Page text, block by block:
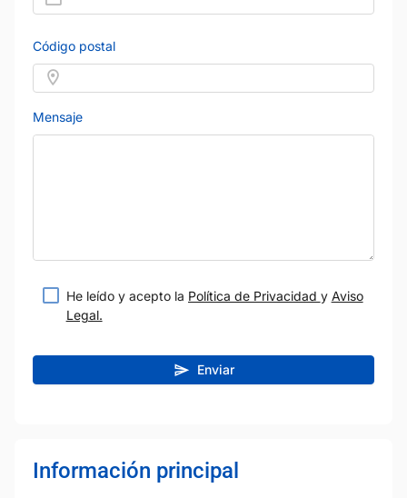
Código postal
Mensaje
He leído y acepto la Política de Privacidad y Aviso
Legal.
Enviar
Información principal